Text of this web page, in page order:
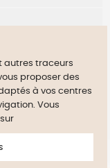
Company,
autres traceurs
proposer des
à vos centres
Vous